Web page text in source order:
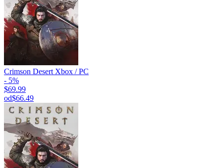
Crimson Desert Xbox / PC
- 5%
$69.99
od$66.49